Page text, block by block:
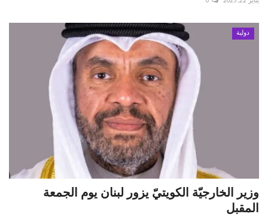
دولية
وزير الخارجيّة الكويتيّ يزور لبنان يوم الجمعة
المقبل